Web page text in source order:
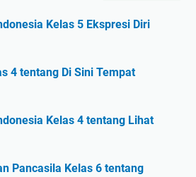
Kelas 5 Ekspresi Diri
4 tentang Di Sini Tempat
Kelas 4 tentang Lihat
Pancasila Kelas 6 tentang